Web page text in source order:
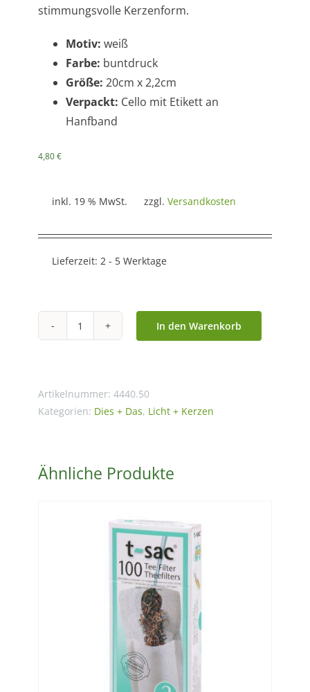
stimmungsvolle Kerzenform.
Motiv: weiß
Farbe: buntdruck
Größe: 20cm x 2,2cm
Verpackt: Cello mit Etikett an
Hanfband
4,80€
inkl. 19 % MwSt. zzgl. Versandkosten
Lieferzeit: 2 - 5 Werktage
Kerze
-
Serie
In den Warenkorb
Artikelnummer: 4440.50
Kategorien: Dies + Das, Licht + Kerzen
Ähnliche Produkte